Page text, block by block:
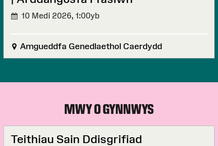
10 Medi 2026, 1:00yb
Amgueddfa Genedlaethol Caerdydd
MWY O GYNNWYS
Teithiau Sain Ddisgrifiad